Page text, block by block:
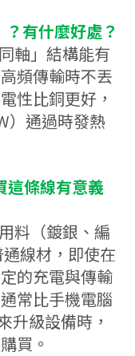
有什麼好處？
軸」結構能有
頻傳輸時不丟
性比銅更好，
）通過時發熱
這條線有意義
料（鍍銀、編
線材，即使在
的充電與傳輸
常比手機電腦
升級設備時，
買。